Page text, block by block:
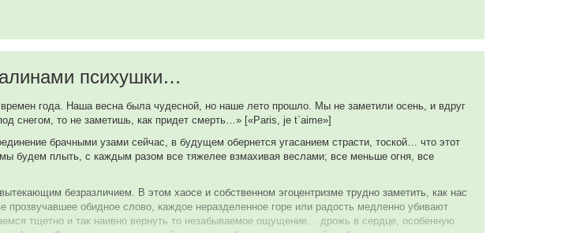
слов», да и рискуешь нарваться на «последнее китайское предупреждение», но дикое
диалог Фила и истерика раскаленного, просто, до стояния плазмы страждущего
под острым углом улиц Анны и ее брата и выяснение последним отношений… с
жаждой разоблачения и мести его узник, уже десять раз не только разделся и
мочи.
сказал в большей, степени «приготовленных руками» гениальнейшего актера (язык не
же «рекламного экспромта» на тему шелковых галстуков и заканчивая финальной
раз обратить внимание на тот самый, «под занавес», «недоеденный гамбургер с сосиской
кус «выдох счастья в бодрящий морозный воздух».
психушки…
года. Наша весна была чудесной, но наше лето прошло. Мы не заметили осень, и вдруг
снегом, то не заметишь, как придет смерть…» [«Paris, je t`aime»]
брачными узами сейчас, в будущем обернется угасанием страсти, тоской… что этот
будем плыть, с каждым разом все тяжелее взмахивая веслами; все меньше огня, все
безразличием. В этом хаосе и собственном эгоцентризме трудно заметить, как нас
обидное слово, каждое неразделенное горе или радость медленно убивают
тщетно и так наивно вернуть то незабываемое ощущение… дрожь в сердце, особенную